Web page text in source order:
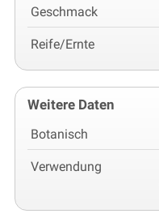
Geschmack
Reife/Ernte
Weitere Daten
Botanisch
Verwendung